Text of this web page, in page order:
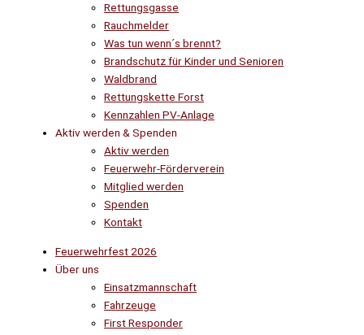
Rettungsgasse
Rauchmelder
Was tun wenn´s brennt?
Brandschutz für Kinder und Senioren
Waldbrand
Rettungskette Forst
Kennzahlen PV-Anlage
Aktiv werden & Spenden
Aktiv werden
Feuerwehr-Förderverein
Mitglied werden
Spenden
Kontakt
Feuerwehrfest 2026
Über uns
Einsatzmannschaft
Fahrzeuge
First Responder